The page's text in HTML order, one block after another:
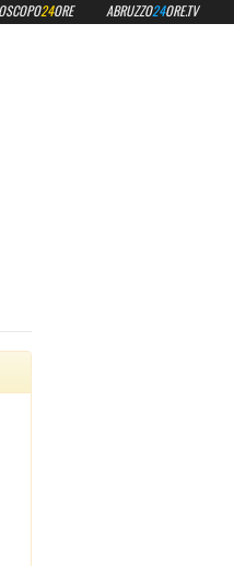
24ORE ABRUZZO24ORE.TV